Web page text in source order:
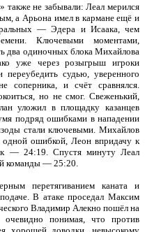
также не забывали: Леал мерился
а Арьона имел в кармане ещё и
— Эдера и Исаака, чем
Ключевыми моментами,
два одиночных блока Михайлова
уже через розыгрыш игроки
судью, уверенного
соперника, и счёт сравнялся.
но не смог. Свеженький,
уложил в площадку казанцев
подряд ошибками в нападении
стали ключевыми. Михайлов
одной ошибкой, Леон впридачу к
— 24:19. Спустя минуту Леал
команды — 25:20.
перетягиванием каната и
В атаке проседал Максим
Владимир Алекно пошёл на
понимая, что против